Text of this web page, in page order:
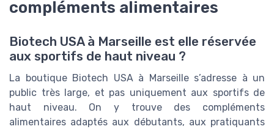
compléments alimentaires
Biotech USA à Marseille est elle réservée
aux sportifs de haut niveau ?
La boutique Biotech USA à Marseille s’adresse à un
public très large, et pas uniquement aux sportifs de
haut niveau. On y trouve des compléments
alimentaires adaptés aux débutants, aux pratiquants